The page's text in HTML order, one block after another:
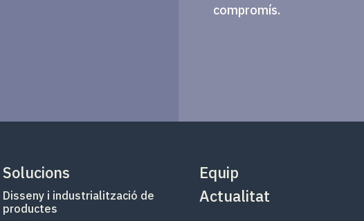
compromís.
Solucions
Disseny i industrialització de
productes
Equip
Actualitat